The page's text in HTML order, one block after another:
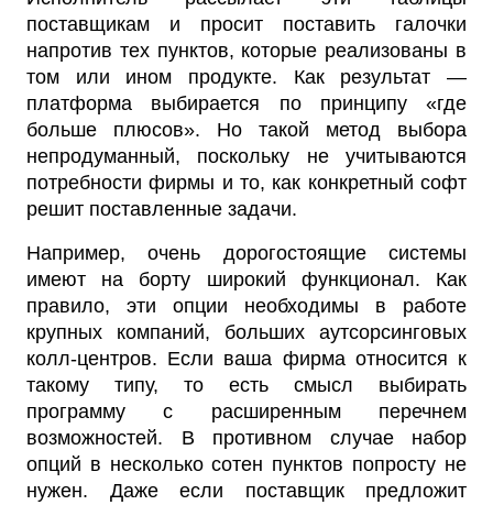
поставщикам и просит поставить галочки
напротив тех пунктов, которые реализованы в
том или ином продукте. Как результат —
платформа выбирается по принципу «где
больше плюсов». Но такой метод выбора
непродуманный, поскольку не учитываются
потребности фирмы и то, как конкретный софт
решит поставленные задачи.
Например, очень дорогостоящие системы
имеют на борту широкий функционал. Как
правило, эти опции необходимы в работе
крупных компаний, больших аутсорсинговых
колл-центров. Если ваша фирма относится к
такому типу, то есть смысл выбирать
программу с расширенным перечнем
возможностей. В противном случае набор
опций в несколько сотен пунктов попросту не
нужен. Даже если поставщик предложит